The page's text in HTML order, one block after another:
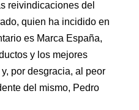
reivindicaciones del
quien ha incidido en
es Marca España,
y los mejores
por desgracia, al peor
del mismo, Pedro